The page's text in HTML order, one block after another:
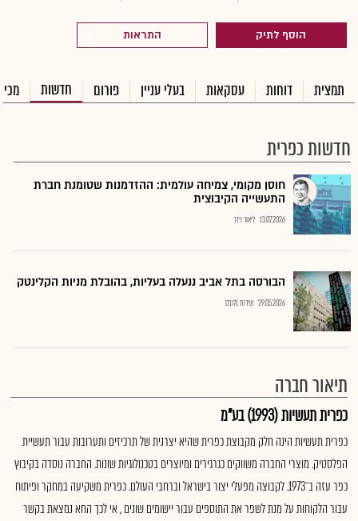
הוסף לתיק התראות
תמצית דוחות עסקאות בעלי עניין פורום חדשות
חדשות כפרית
חוסן מקומי, צמיחה עולמית: ההזדמנות שטומנת חברת
התעשייה הקיבוצית
13.07.2026 ליאור וידר
הבורסה בתל אביב ננעלה בעליות, בהובלת מניות הקלינטק
29.05.2026 שירות גלובס
תיאור חברה
כפרית תעשיות (1993) בע"מ
כפרית תעשיות הינה חלק מקבוצת כפרית שהיא יצרנית של תרכיזים ותערובות עבור תעשיית
הפלסטיק. מוצרי החברה משווקים כגרגירים ומיוצרים בטכנולוגיות שונות. החברה נוסדה בקיבוץ
כפר עזה ב־1973. לקבוצה מפעלי יצור בישראל וברחבי העולם. כפרית משקיעה במחקר ופיתוח
עבור הלקוחות על מנת לשפר את התוספים עבור יישומים שונים , אי לכך החא נמצאת בקשר